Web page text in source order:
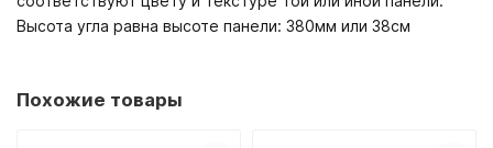
Высота угла равна высоте панели: 380мм или 38см
Похожие товары